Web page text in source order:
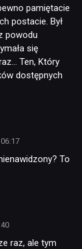
pamiętacie
postacie. Był
powodu
się
Ten, Który
dostępnych
To
raz, ale tym